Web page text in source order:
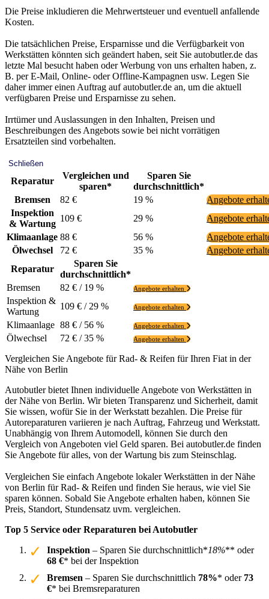
Die Preise inkludieren die Mehrwertsteuer und eventuell anfallende
Kosten.
Die tatsächlichen Preise, Ersparnisse und die Verfügbarkeit von
Werkstätten könnten sich geändert haben, seit Sie autobutler.de das
letzte Mal besucht haben oder Werbung von uns erhalten haben, z.
B. per E-Mail, Online- oder Offline-Kampagnen usw. Legen Sie
daher immer einen Auftrag auf autobutler.de an, um die aktuell
verfügbaren Preise und Ersparnisse zu sehen.
Irrtümer und Auslassungen in den Inhalten, Preisen und
Beschreibungen des Angebots sowie bei nicht vorrätigen
Ersatzteilen sind vorbehalten.
Schließen
Reparatur
Vergleichen und
sparen*
Sparen Sie
durchschnittlich*
Bremsen
82 € 19 %
Angebote
Inspektion
& Wartung
109 € 29 %
Angebote
Klimaanlage 88 € 56 %
Angebote
Ölwechsel
72 € 35 %
Angebote
Reparatur
Sparen Sie
durchschnittlich*
Bremsen
82 € / 19 % Angebote erhalten
Inspektion &
Wartung
109 € / 29 % Angebote erhalten
Klimaanlage 88 € / 56 % Angebote erhalten
Ölwechsel 72 € / 35 % Angebote erhalten
Vergleichen Sie Angebote für Rad- & Reifen für Ihren Fiat in der
Nähe von Berlin
Autobutler bietet Ihnen individuelle Angebote von Werkstätten in
der Nähe von Berlin. Wir bieten Transparenz und Sicherheit, damit
Sie wissen, wofür Sie in der Werkstatt bezahlen. Die Preise für
Autoreparaturen variieren je nach Auftrag, Fahrzeug und Werkstatt.
Unabhängig von Ihrem Automodell, können Sie durch den
Vergleich von Angeboten viel Geld sparen. Bei autobutler.de finden
Sie Angebote für alles, von der Wartung bis zum Steinschlag.
Vergleichen Sie einfach Angebote lokaler Werkstätten in der Nähe
von Berlin für Rad- & Reifen und finden Sie heraus, wie viel Sie
sparen können. Sobald Sie Angebote erhalten haben, können Sie
Preis, Standort, Stundensatz uvm. vergleichen.
Top 5 Service oder Reparaturen bei Autobutler
Inspektion – Sparen Sie durchschnittlich*18%** oder
68 €* bei der Inspektion
Bremsen – Sparen Sie durchschnittlich 78%* oder 73
€* bei Bremsreparaturen